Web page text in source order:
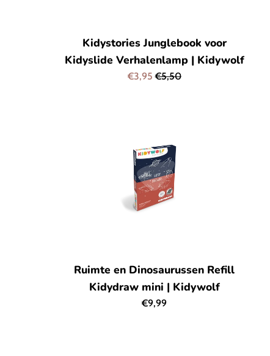
Kidystories Junglebook voor
Kidyslide Verhalenlamp | Kidywolf
Aanbiedingsprijs
€3,95Normale
€5,50
Ruimte en Dinosaurussen Refill
Kidydraw mini | Kidywolf
Normale
€9,99